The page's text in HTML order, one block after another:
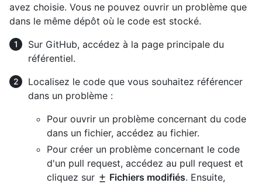
avez choisie. Vous ne pouvez ouvrir un problème que
dans le même dépôt où le code est stocké.
Sur GitHub, accédez à la page principale du
référentiel.
Localisez le code que vous souhaitez référencer
dans un problème :
Pour ouvrir un problème concernant du code
dans un fichier, accédez au fichier.
Pour créer un problème concernant le code
d'un pull request, accédez au pull request et
cliquez sur
Fichiers modifiés. Ensuite,